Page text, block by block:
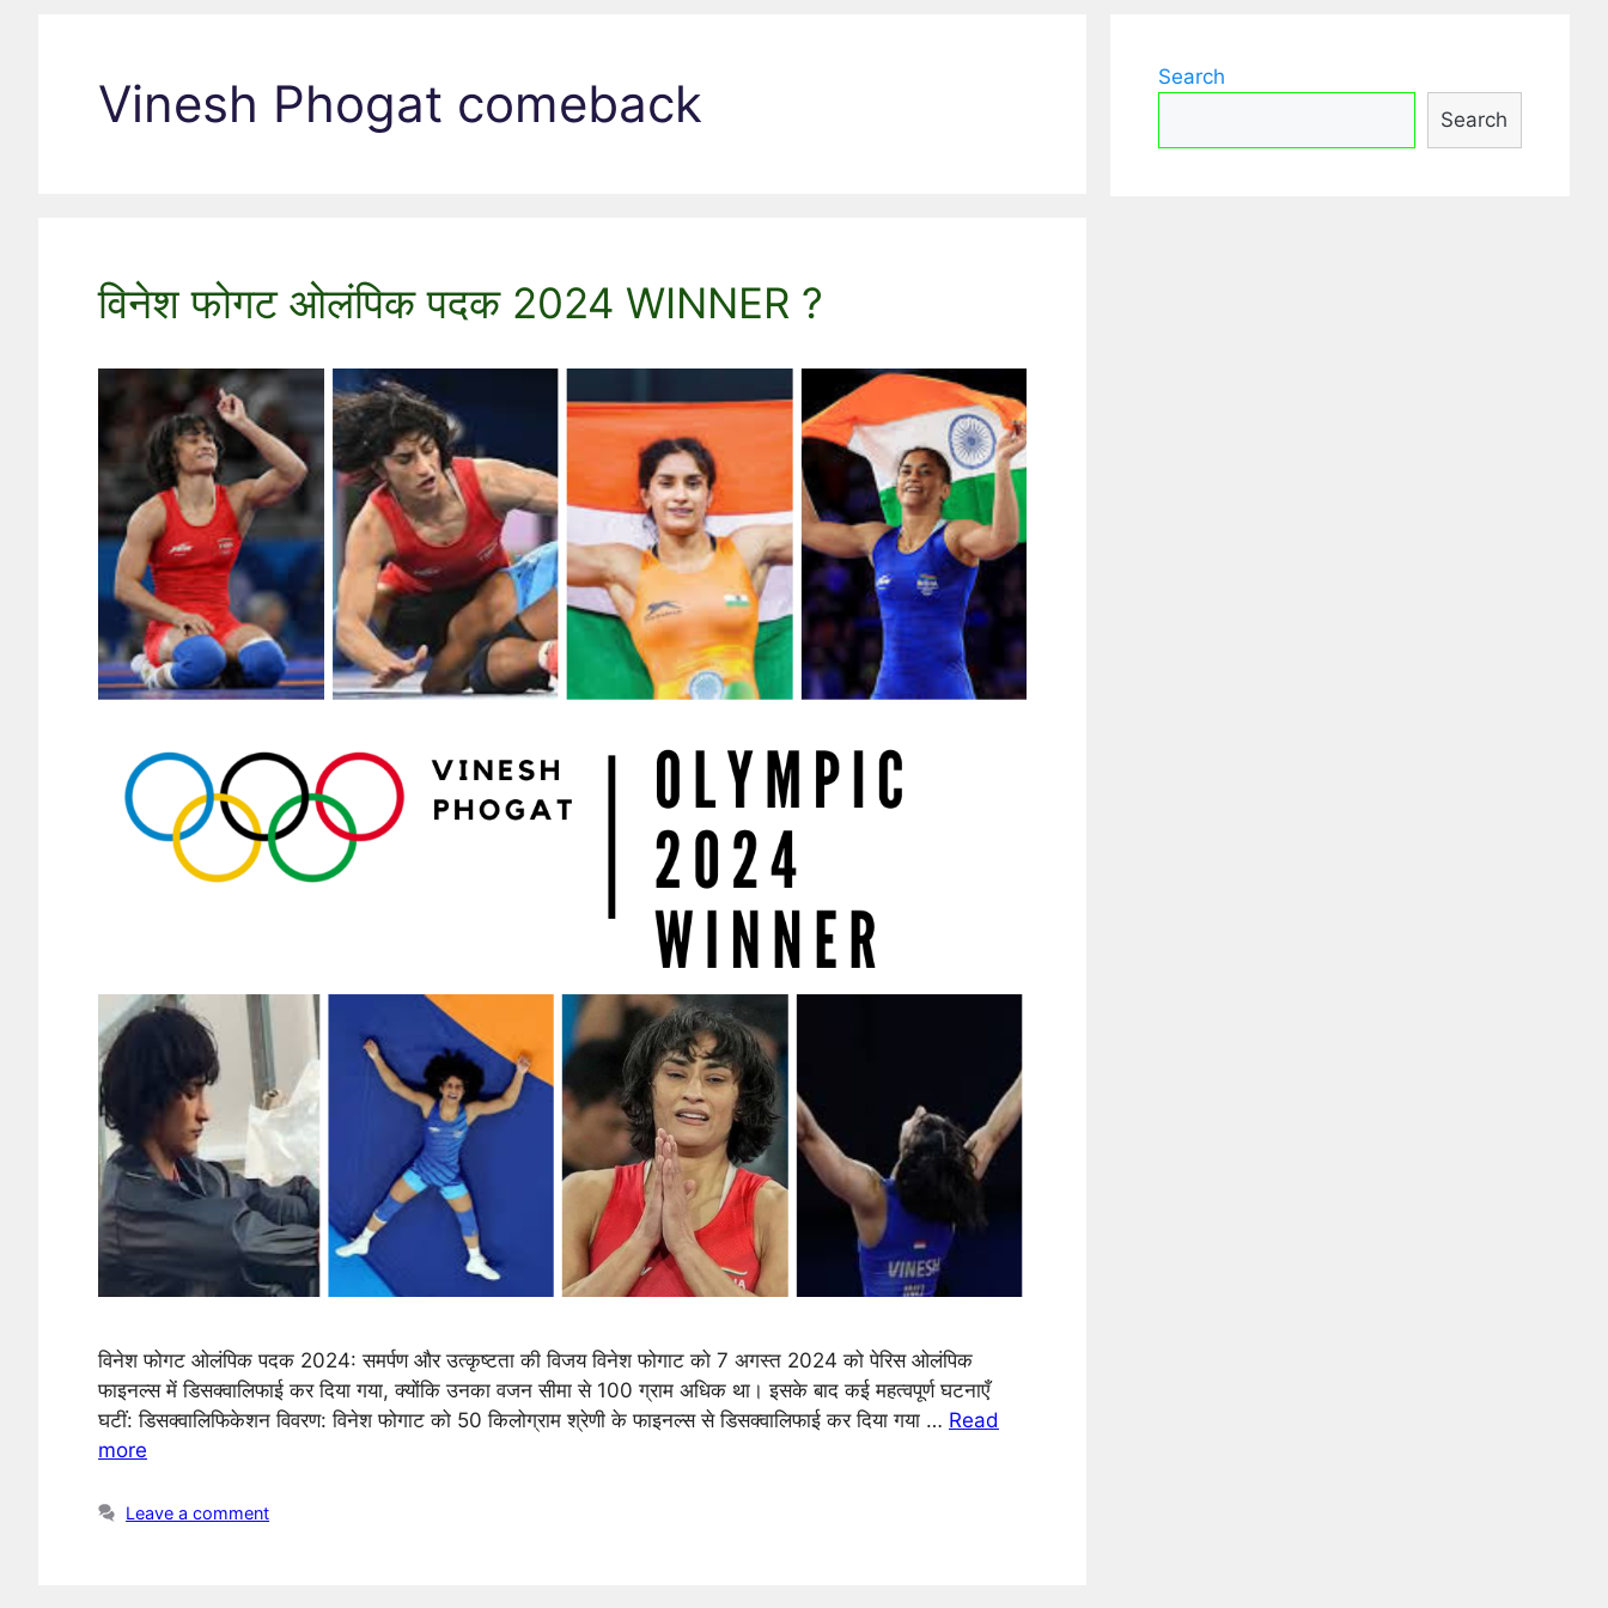
Vinesh Phogat comeback
विनेश फोगट ओलंपिक पदक 2024 WINNER ?
विनेश फोगट ओलंपिक पदक 2024: समर्पण और उत्कृष्टता की विजय विनेश फोगाट को 7 अगस्त 2024 को पेरिस ओलंपिक
फाइनल्स में डिसक्वालिफाई कर दिया गया, क्योंकि उनका वजन सीमा से 100 ग्राम अधिक था। इसके बाद कई महत्वपूर्ण घटनाएँ
घटीं: डिसक्वालिफिकेशन विवरण: विनेश फोगाट को 50 किलोग्राम श्रेणी के फाइनल्स से डिसक्वालिफाई कर दिया गया … Read
more
Leave a comment
Search
Search